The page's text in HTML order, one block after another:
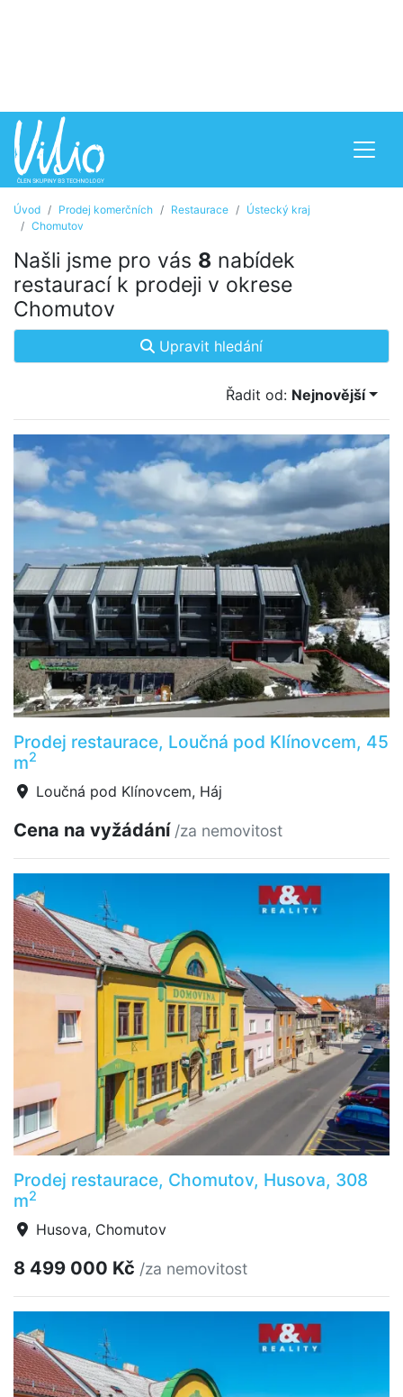
Úvod Prodej komerčních Restaurace
Ústecký kraj
Chomutov
Našli jsme pro vás 8 nabídek
restaurací k prodeji v okrese
Chomutov
Upravit hledání
Řadit od: Nejnovější
Prodej restaurace, Loučná pod Klínovcem, 45
m2
Loučná pod Klínovcem, Háj
Cena na vyžádání /za nemovitost
Prodej restaurace, Chomutov, Husova, 308
m2
Husova, Chomutov
8 499 000 Kč /za nemovitost